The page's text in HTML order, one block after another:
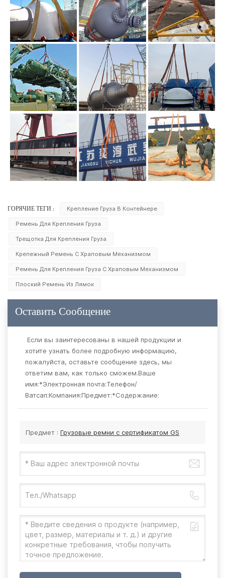
ГОРЯЧИЕ ТЕГИ : Крепление Груза В Контейнере
Ремень Для Крепления Груза
Трещотка Для Крепления Груза
Крепежный Ремень С Храповым Механизмом
Ремень Для Крепления Груза С Храповым Механизмом
Плоский Ремень Из Лямок
Оставить Сообщение
Если вы заинтересованы в нашей продукции и
хотите узнать более подробную информацию,
пожалуйста, оставьте сообщение здесь, мы
ответим вам, как только сможем.Ваше
имя:*Электронная почта:Телефон/
Ватсап:Компания:Предмет:*Содержание:
Предмет : Грузовые ремни с сертификатом GS